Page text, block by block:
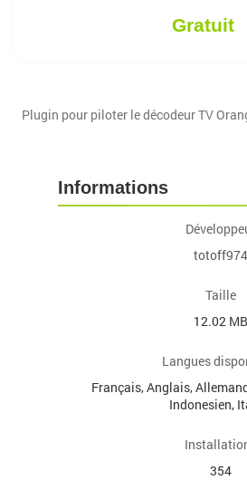
Gratuit
Plugin pour piloter le décodeur TV
Informations
totoff974
Taille
12.02 MB
Langues
Français, Anglais,
Indonesien,
354